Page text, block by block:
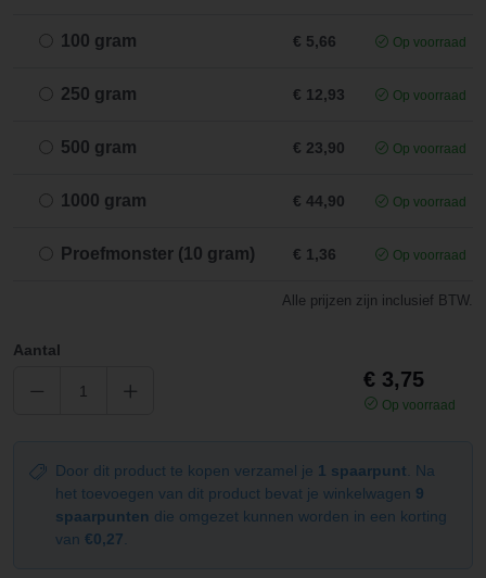
100 gram € 5,66 Op voorraad
250 gram € 12,93 Op voorraad
500 gram € 23,90 Op voorraad
1000 gram € 44,90 Op voorraad
Proefmonster (10 gram) € 1,36 Op voorraad
Alle prijzen zijn inclusief BTW.
Aantal
€ 3,75
Op voorraad
Door dit product te kopen verzamel je 1 spaarpunt . Na
het toevoegen van dit product bevat je winkelwagen 9
spaarpunten die omgezet kunnen worden in een korting
van €0,27